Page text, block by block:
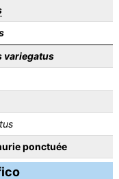
variegatus
ponctuée